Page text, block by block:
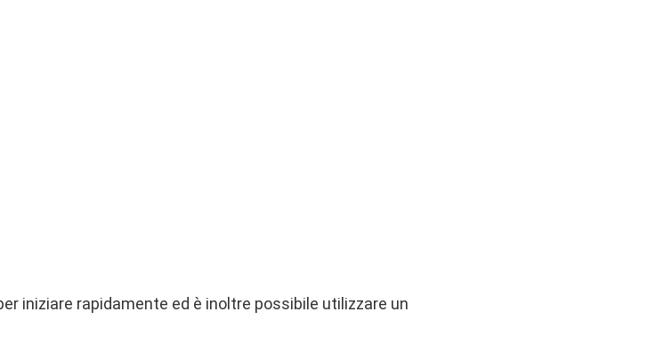
iniziare rapidamente ed è inoltre possibile utilizzare un